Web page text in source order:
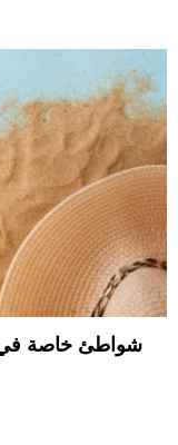
شواطئ خاصة